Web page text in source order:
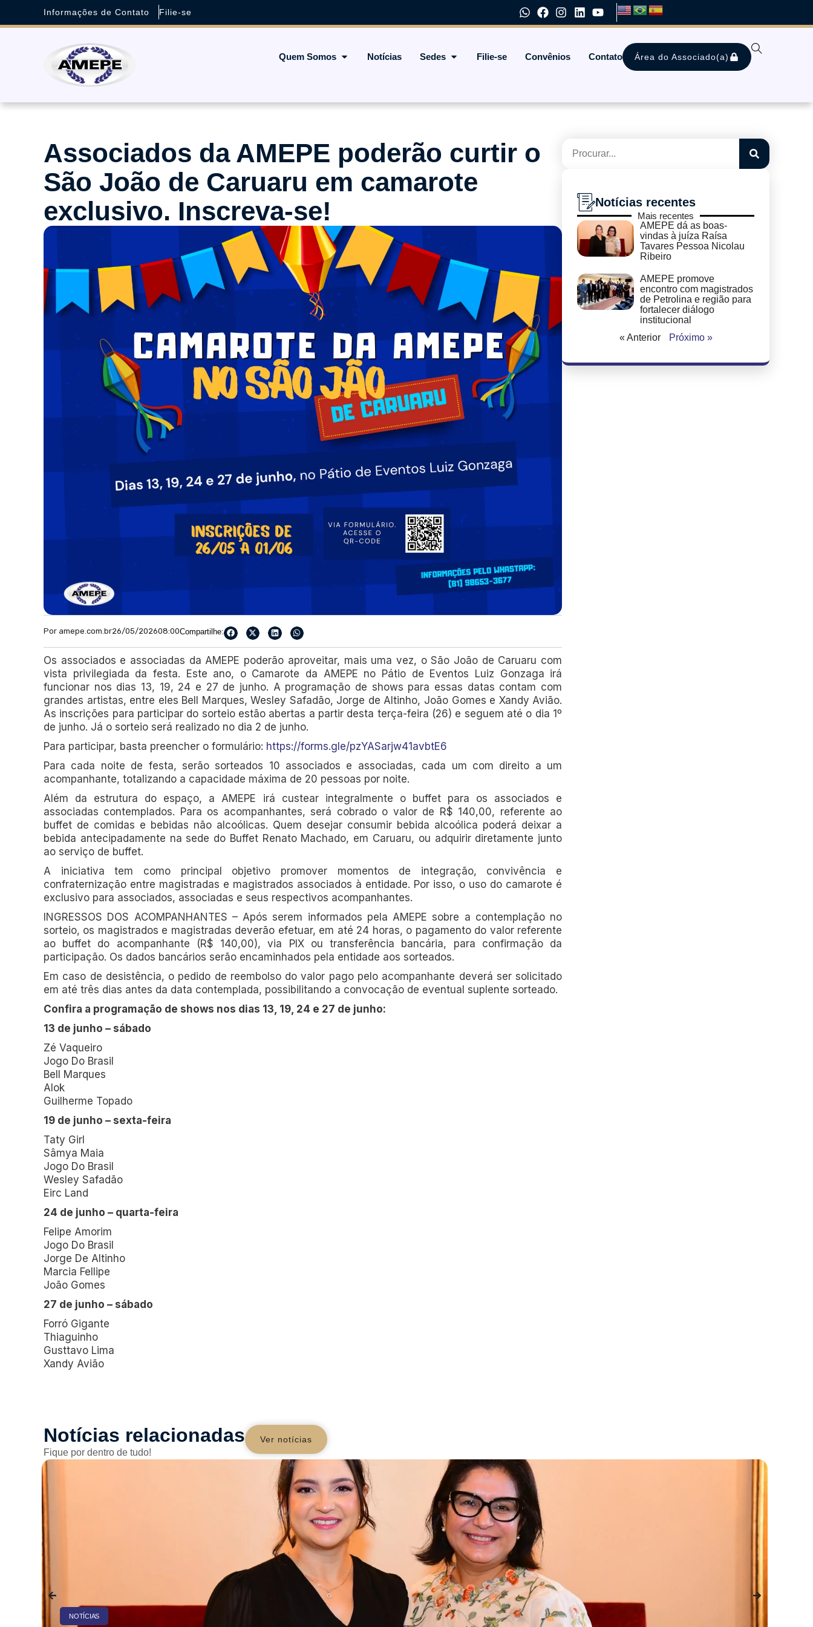
Informações de Contato Filie-se
Quem Somos Notícias Sedes Filie-se Convênios Contato Área do Associado(a)
Associados da AMEPE poderão curtir o
São João de Caruaru em camarote
exclusivo. Inscreva-se!
Por amepe.com.br26/05/202608:00Compartilhe:
Os associados e associadas da AMEPE poderão aproveitar, mais uma vez, o São João de Caruaru com
vista privilegiada da festa. Este ano, o Camarote da AMEPE no Pátio de Eventos Luiz Gonzaga irá
funcionar nos dias 13, 19, 24 e 27 de junho. A programação de shows para essas datas contam com
grandes artistas, entre eles Bell Marques, Wesley Safadão, Jorge de Altinho, João Gomes e Xandy Avião.
As inscrições para participar do sorteio estão abertas a partir desta terça-feira (26) e seguem até o dia 1º
de junho. Já o sorteio será realizado no dia 2 de junho.
Para participar, basta preencher o formulário: https://forms.gle/pzYASarjw41avbtE6
Para cada noite de festa, serão sorteados 10 associados e associadas, cada um com direito a um
acompanhante, totalizando a capacidade máxima de 20 pessoas por noite.
Além da estrutura do espaço, a AMEPE irá custear integralmente o buffet para os associados e
associadas contemplados. Para os acompanhantes, será cobrado o valor de R$ 140,00, referente ao
buffet de comidas e bebidas não alcoólicas. Quem desejar consumir bebida alcoólica poderá deixar a
bebida antecipadamente na sede do Buffet Renato Machado, em Caruaru, ou adquirir diretamente junto
ao serviço de buffet.
A iniciativa tem como principal objetivo promover momentos de integração, convivência e
confraternização entre magistradas e magistrados associados à entidade. Por isso, o uso do camarote é
exclusivo para associados, associadas e seus respectivos acompanhantes.
INGRESSOS DOS ACOMPANHANTES – Após serem informados pela AMEPE sobre a contemplação no
sorteio, os magistrados e magistradas deverão efetuar, em até 24 horas, o pagamento do valor referente
ao buffet do acompanhante (R$ 140,00), via PIX ou transferência bancária, para confirmação da
participação. Os dados bancários serão encaminhados pela entidade aos sorteados.
Em caso de desistência, o pedido de reembolso do valor pago pelo acompanhante deverá ser solicitado
em até três dias antes da data contemplada, possibilitando a convocação de eventual suplente sorteado.
Confira a programação de shows nos dias 13, 19, 24 e 27 de junho:
13 de junho – sábado
Zé Vaqueiro
Jogo Do Brasil
Bell Marques
Alok
Guilherme Topado
19 de junho – sexta-feira
Taty Girl
Sâmya Maia
Jogo Do Brasil
Wesley Safadão
Eirc Land
24 de junho – quarta-feira
Felipe Amorim
Jogo Do Brasil
Jorge De Altinho
Marcia Fellipe
João Gomes
27 de junho – sábado
Forró Gigante
Thiaguinho
Gusttavo Lima
Xandy Avião
Notícias recentes
Mais recentes
AMEPE dá as boas-
vindas à juíza Raísa
Tavares Pessoa Nicolau
Ribeiro
AMEPE promove
encontro com magistrados
de Petrolina e região para
fortalecer diálogo
institucional
« Anterior
Próximo »
Notícias relacionadas
Fique por dentro de tudo!
Ver notícias
NOTÍCIAS